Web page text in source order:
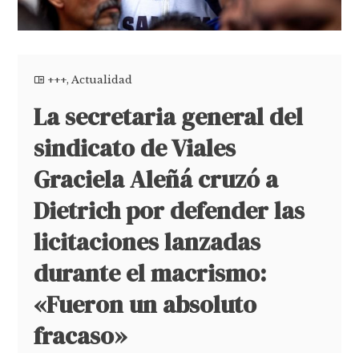
+++,Actualidad
La secretaria general del
sindicato de Viales
Graciela Aleñá cruzó a
Dietrich por defender las
licitaciones lanzadas
durante el macrismo:
«Fueron un absoluto
fracaso»